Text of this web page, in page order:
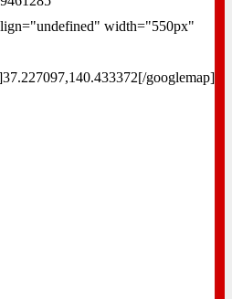
width="550px"
googlemap]